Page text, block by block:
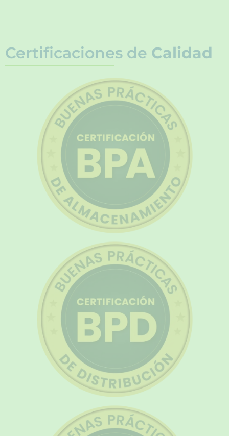
Certificaciones de Calidad